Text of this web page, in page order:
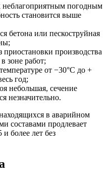
неблагоприятным погодным
становится выше
бетона или пескоструйная
производства
зоне работ;
от −30°C до +
год;
небольшая, сечение
незначительно.
в аварийном
составами продлевает
более лет без